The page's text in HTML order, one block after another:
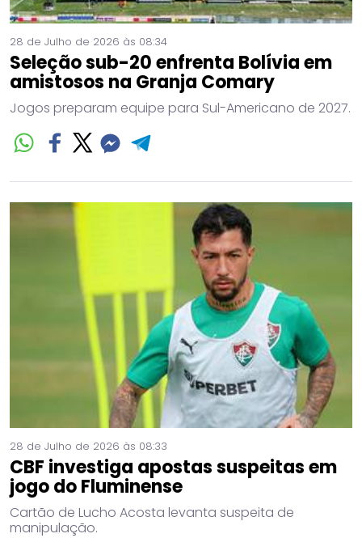
28 de Julho de 2026 às 08:34
Seleção sub-20 enfrenta Bolívia em
amistosos na Granja Comary
Jogos preparam equipe para Sul-Americano de 2027.
28 de Julho de 2026 às 08:33
CBF investiga apostas suspeitas em
jogo do Fluminense
Cartão de Lucho Acosta levanta suspeita de
manipulação.